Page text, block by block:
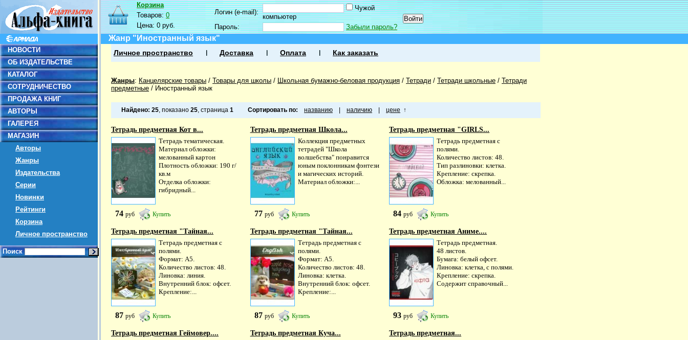
НОВОСТИ
ОБ ИЗДАТЕЛЬСТВЕ
КАТАЛОГ
СОТРУДНИЧЕСТВО
ПРОДАЖА КНИГ
АВТОРЫ
ГАЛЕРЕЯ
МАГАЗИН
Авторы
Жанры
Издательства
Серии
Новинки
Рейтинги
Корзина
Личное пространство
Поиск
Корзина
Товаров:0
Цена:0 руб.
Логин (e-mail):
Чужой
компьютер
Пароль:
Забыли пароль?
Жанр "Иностранный язык"
Личное пространство Доставка Оплата Как заказать
Жанры: Канцелярские товары / Товары для школы / Школьная бумажно-беловая продукция / Тетради / Тетради школьные / Тетради
предметные / Иностранный язык
Найдено: 25, показано 25, страница 1 Сортировать по: названию наличию цене ↑
Тетрадь предметная Кот в...
Тетрадь тематическая.
Материал обложки:
мелованный картон
Плотность обложки: 190 г/
кв.м
Отделка обложки:
гибридный...
74 руб Купить
Тетрадь предметная Школа...
Коллекция предметных
тетрадей "Школа
волшебства" понравится
юным поклонникам фэнтези
и магических историй.
Материал обложки:...
77 руб Купить
Тетрадь предметная "GIRLS...
Тетрадь предметная с
полями.
Количество листов: 48.
Тип разлиновки: клетка.
Крепление: скрепка.
Обложка: мелованный...
84руб Купить
Тетрадь предметная "Тайная...
Тетрадь предметная с
полями.
Формат: А5.
Количество листов: 48.
Линовка: линия.
Внутренний блок: офсет.
Крепление:...
87 руб Купить
Тетрадь предметная "Тайная...
Тетрадь предметная с
полями.
Формат: А5.
Количество листов: 48.
Линовка: клетка.
Внутренний блок: офсет.
Крепление:...
87 руб Купить
Тетрадь предметная Аниме....
Тетрадь предметная.
48 листов.
Бумага: белый офсет.
Линовка: клетка, с полями.
Крепление: скрепка.
Содержит справочный...
93руб Купить
Тетрадь предметная Геймовер....
Тетрадь предметная Куча...
Тетрадь предметная...